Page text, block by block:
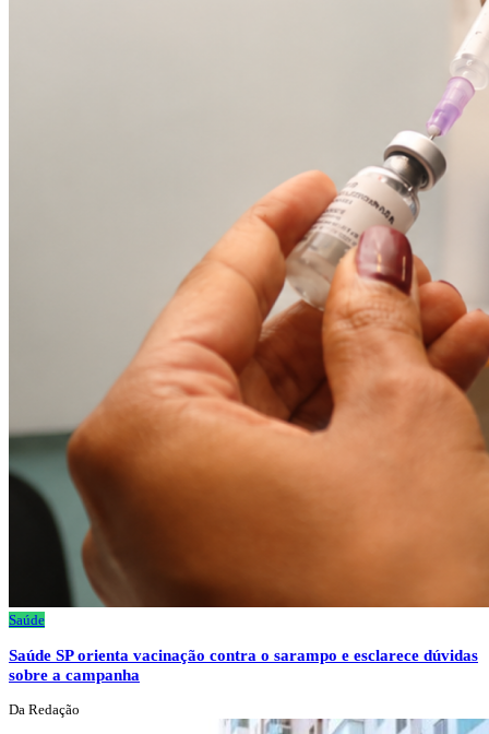
Saúde
Saúde SP orienta vacinação contra o sarampo e esclarece dúvidas
sobre a campanha
Da Redação